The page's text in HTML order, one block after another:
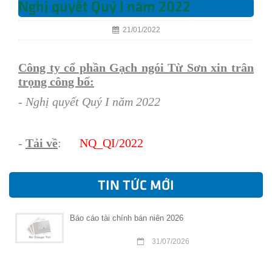
Nghị quyết Quý I năm 2022
21/01/2022
Công ty cổ phần Gạch ngói Từ Sơn xin trân
trọng công bố:
- Nghị quyết Quý I năm 2022
- Tải về: NQ _QI/2022
TIN TỨC MỚI
Báo cáo tài chính bán niên 2026
31/07/2026